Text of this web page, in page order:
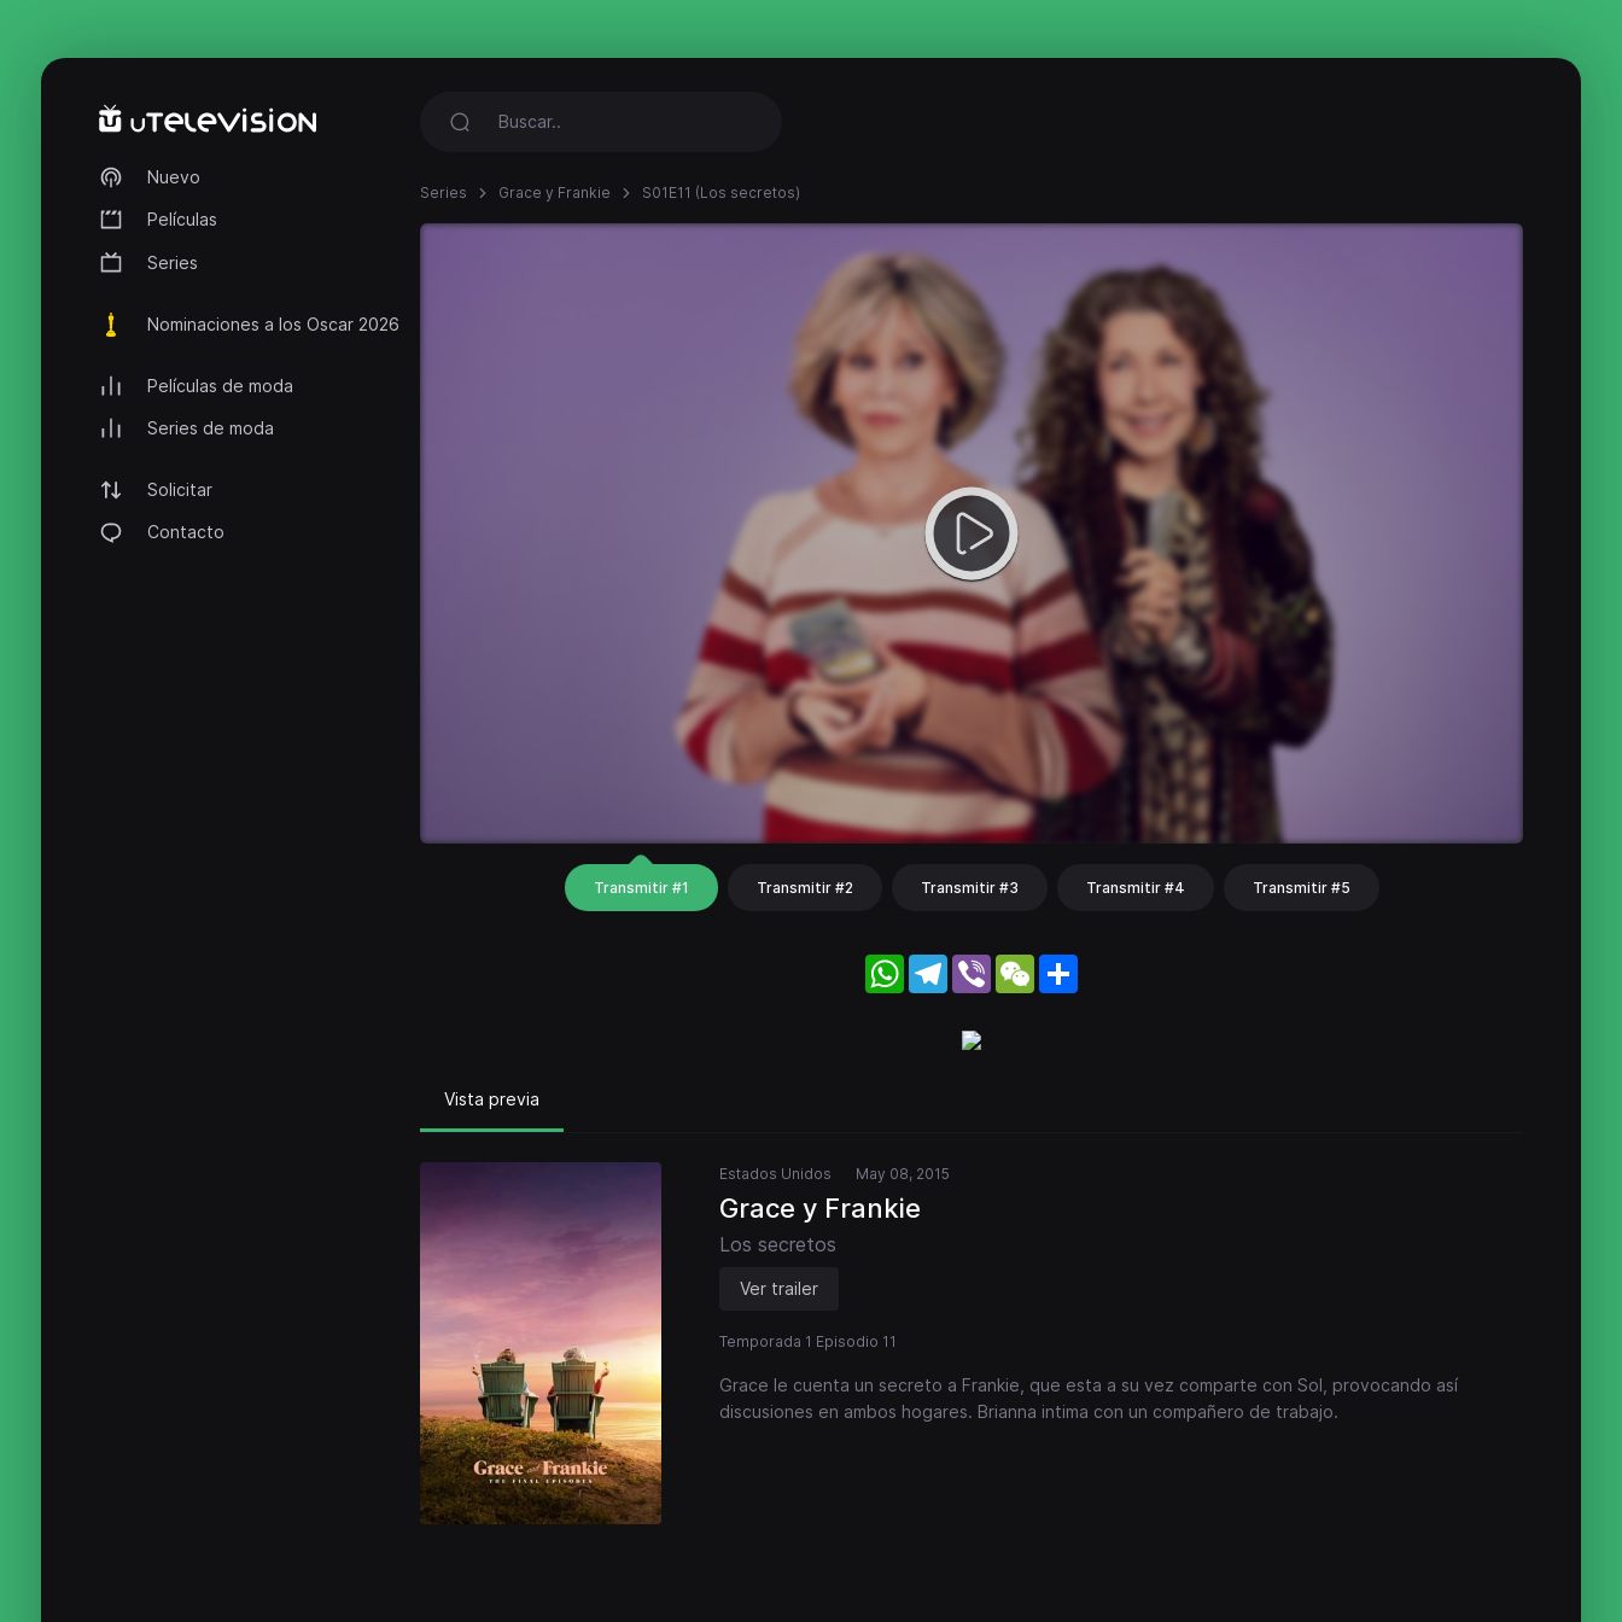
Nuevo
Películas
Series
Nominaciones a los Oscar 2026
Películas de moda
Series de moda
Solicitar
Contacto
Series Grace y Frankie S01E11 (Los secretos)
Transmitir #1 Transmitir #2 Transmitir #3 Transmitir #4 Transmitir #5
WhatsApp
Telegram
Viber WeChat
Vista previa
Estados Unidos May 08, 2015
Grace y Frankie
Los secretos
Ver trailer
Temporada 1 Episodio 11
Grace le cuenta un secreto a Frankie, que esta a su vez comparte con Sol, provocando así
discusiones en ambos hogares. Brianna intima con un compañero de trabajo.